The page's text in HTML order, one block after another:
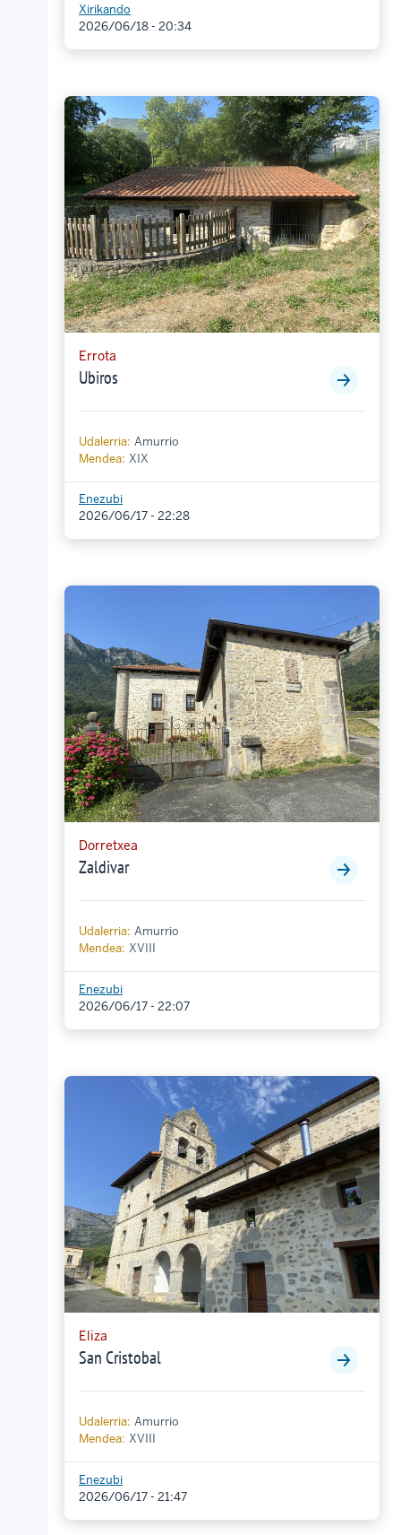
Xirikando
2026/06/18 - 20:34
Errota
Ubiros
Udalerria: Amurrio
Mendea: XIX
Enezubi
2026/06/17 - 22:28
Dorretxea
Zaldivar
Udalerria: Amurrio
Mendea: XVIII
Enezubi
2026/06/17 - 22:07
Eliza
San Cristobal
Udalerria: Amurrio
Mendea: XVIII
Enezubi
2026/06/17 - 21:47